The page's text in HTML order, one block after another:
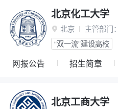
北京化工大学
 北京 主管部门：
“双一流”建设高校
网报公告 招生简章
北京工商大学